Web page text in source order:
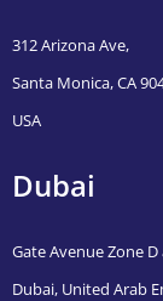
312 Arizona Ave,
Santa Monica, CA
USA
Dubai
Gate Avenue Zone D
Dubai, United Arab